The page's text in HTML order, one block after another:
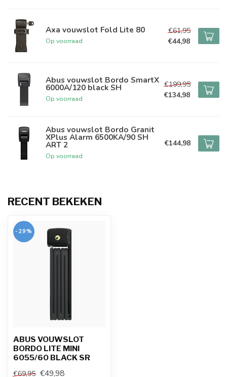
Axa vouwslot Fold Lite 80
Op voorraad
€61,95
€44,98
Abus vouwslot Bordo SmartX
6000A/120 black SH
Op voorraad
€199,95
€134,98
Abus vouwslot Bordo Granit
XPlus Alarm 6500KA/90 SH
ART 2
Op voorraad
€144,98
RECENT BEKEKEN
-29%
ABUS VOUWSLOT
BORDO LITE MINI
6055/60 BLACK SR
€69,95 €49,98